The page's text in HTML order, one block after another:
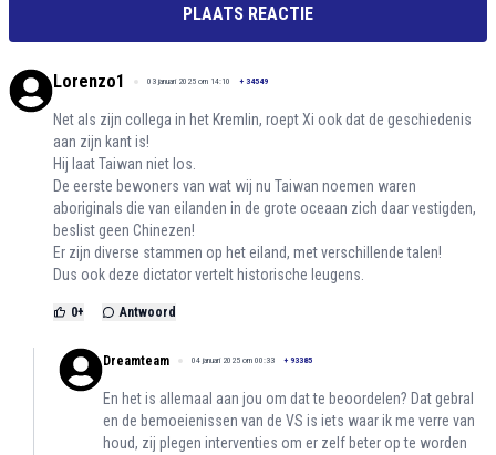
PLAATS REACTIE
Lorenzo1 03 januari 2025 om 14:10 + 34549
Net als zijn collega in het Kremlin, roept Xi ook dat de geschiedenis
aan zijn kant is!
Hij laat Taiwan niet los.
De eerste bewoners van wat wij nu Taiwan noemen waren
aboriginals die van eilanden in de grote oceaan zich daar vestigden,
beslist geen Chinezen!
Er zijn diverse stammen op het eiland, met verschillende talen!
Dus ook deze dictator vertelt historische leugens.
0+ Antwoord
Dreamteam 04 januari 2025 om 00:33 + 93385
En het is allemaal aan jou om dat te beoordelen? Dat gebral
en de bemoeienissen van de VS is iets waar ik me verre van
houd, zij plegen interventies om er zelf beter op te worden